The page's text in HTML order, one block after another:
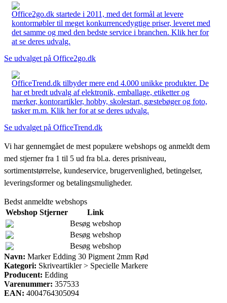
Office2go.dk startede i 2011, med det formål at levere
kontormøbler til meget konkurrencedygtige priser, leveret med
det samme og med den bedste service i branchen. Klik her for
at se deres udvalg.
Se udvalget på Office2go.dk
OfficeTrend.dk tilbyder mere end 4.000 unikke produkter. De
har et bredt udvalg af elektronik, emballage, etiketter og
mærker, kontorartikler, hobby, skolestart, gæstebøger og foto,
tasker m.m. Klik her for at se deres udvalg.
Se udvalget på OfficeTrend.dk
Vi har gennemgået de mest populære webshops og anmeldt dem
med stjerner fra 1 til 5 ud fra bl.a. deres prisniveau,
sortimentstørrelse, kundeservice, brugervenlighed, betingelser,
leveringsformer og betalingsmuligheder.
Bedst anmeldte webshops
Webshop Stjerner
Link
Besøg webshop
Besøg webshop
Besøg webshop
Navn: Marker Edding 30 Pigment 2mm Rød
Kategori: Skriveartikler > Specielle Markere
Producent: Edding
Varenummer: 357533
EAN: 4004764305094